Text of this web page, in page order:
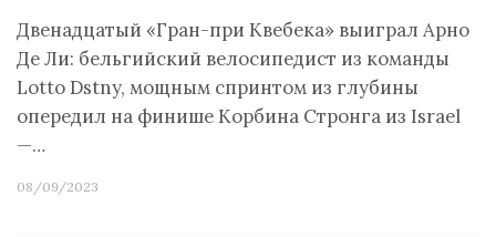
Двенадцатый «Гран-при Квебека» выиграл Арно
Де Ли: бельгийский велосипедист из команды
Lotto Dstny, мощным спринтом из глубины
опередил на финише Корбина Стронга из Israel
—…
08/09/2023